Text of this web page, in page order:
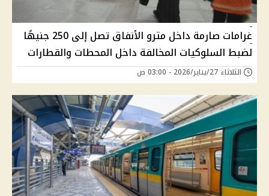
غرامات صارمة داخل مترو الأنفاق تصل إلى 250 جنيهًا
لضبط السلوكيات المخالفة داخل المحطات والقطارات
الثلاثاء 27/يناير/2026 - 03:00 ص